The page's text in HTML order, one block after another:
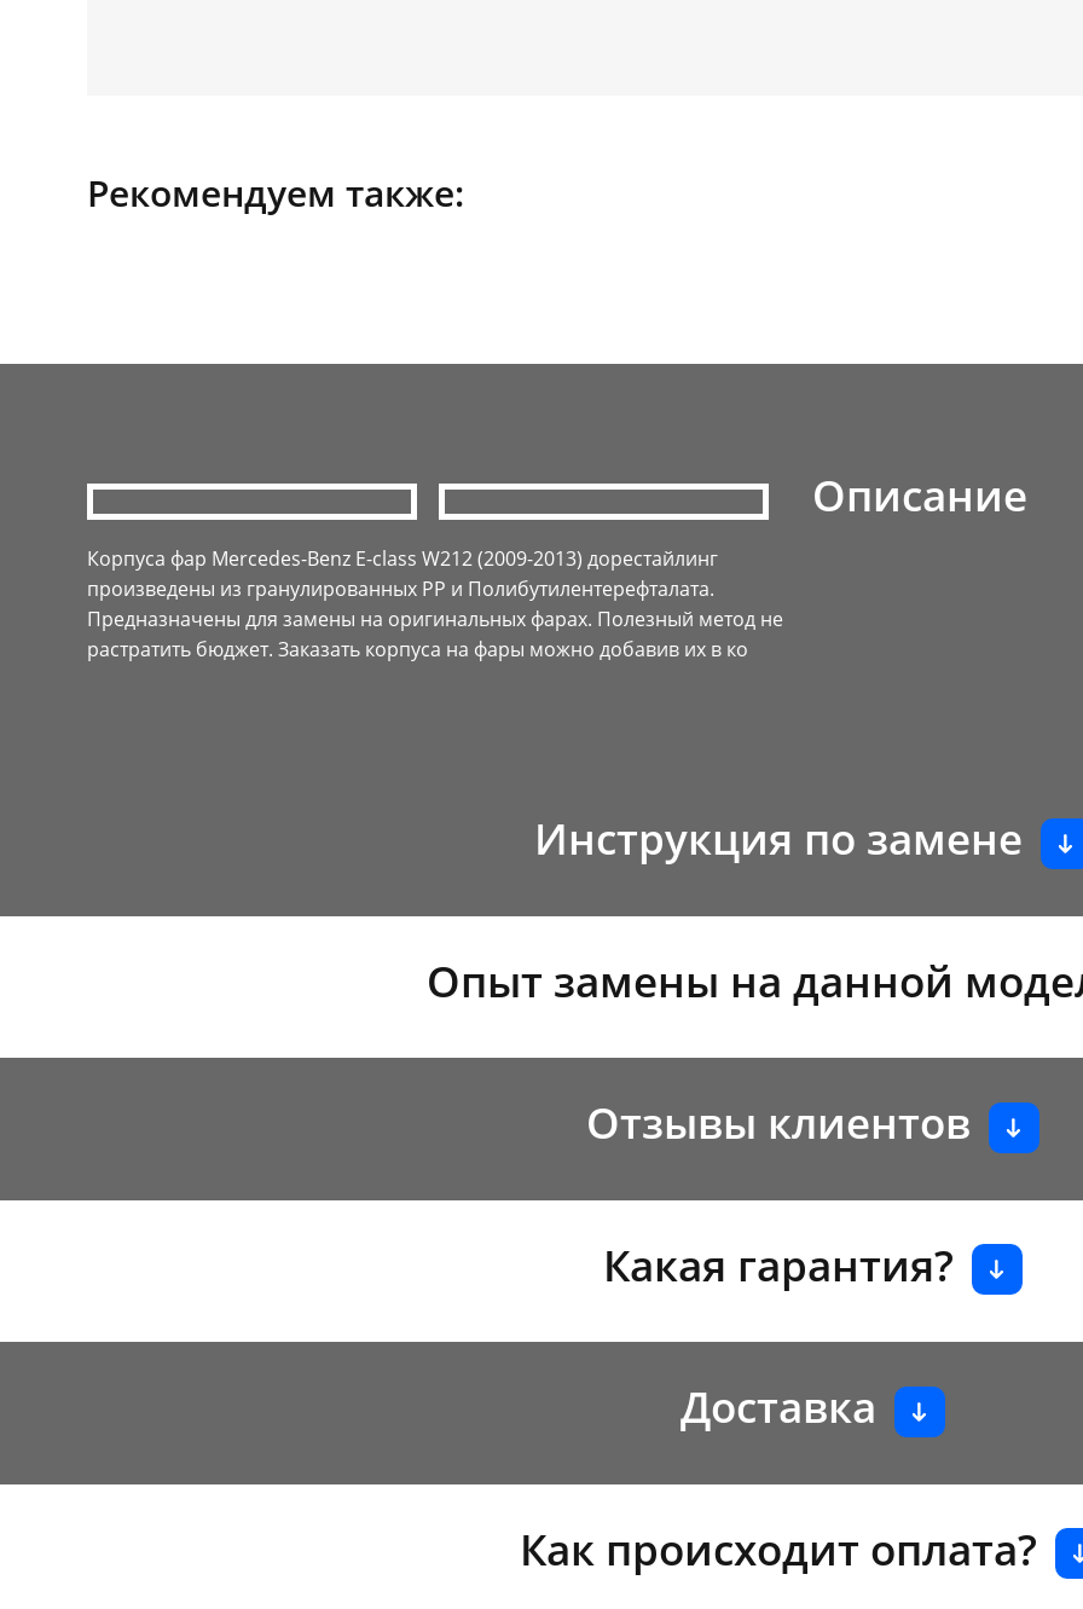
Рекомендуем также:
Описание
Корпуса фар Mercedes-Benz E-class W212 (2009-2013) дорестайлинг
произведены из гранулированных PP и Полибутилентерефталата.
Предназначены для замены на оригинальных фарах. Полезный метод не
растратить бюджет. Заказать корпуса на фары можно добавив их в ко
Инструкция по замене
Опыт замены на данной
Отзывы клиентов
Какая гарантия?
Доставка
Как происходит оплата?